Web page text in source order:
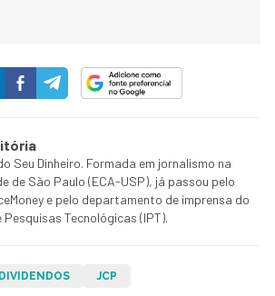
Seu Dinheiro. Formada em jornalismo na
de São Paulo (ECA-USP), já passou pelo
e pelo departamento de imprensa do
Tecnológicas (IPT).
DIVIDENDOS JCP